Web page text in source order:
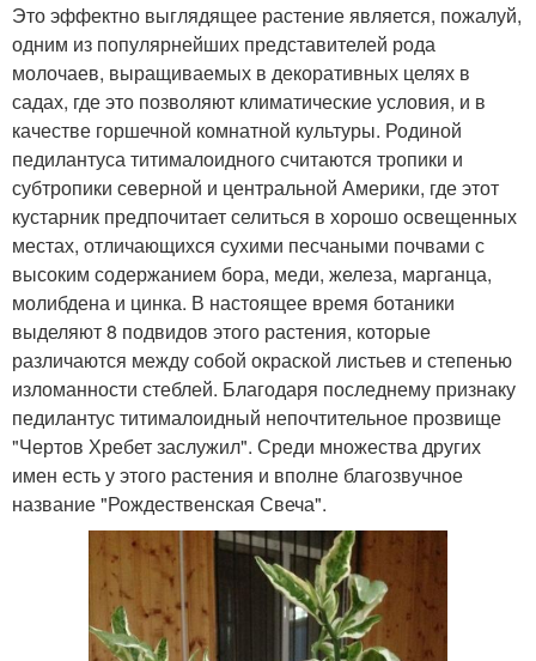
Это эффектно выглядящее растение является, пожалуй,
одним из популярнейших представителей рода
молочаев, выращиваемых в декоративных целях в
садах, где это позволяют климатические условия, и в
качестве горшечной комнатной культуры. Родиной
педилантуса титималоидного считаются тропики и
субтропики северной и центральной Америки, где этот
кустарник предпочитает селиться в хорошо освещенных
местах, отличающихся сухими песчаными почвами с
высоким содержанием бора, меди, железа, марганца,
молибдена и цинка. В настоящее время ботаники
выделяют 8 подвидов этого растения, которые
различаются между собой окраской листьев и степенью
изломанности стеблей. Благодаря последнему признаку
педилантус титималоидный непочтительное прозвище
"Чертов Хребет заслужил". Среди множества других
имен есть у этого растения и вполне благозвучное
название "Рождественская Свеча".